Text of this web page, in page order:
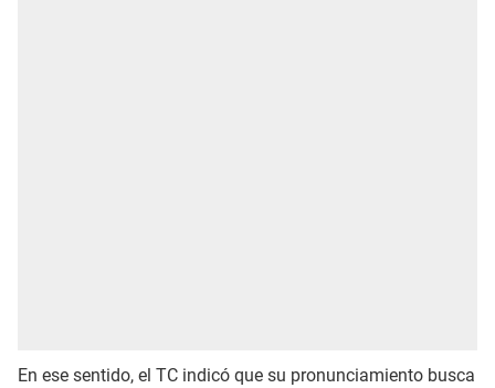
En ese sentido, el TC indicó que su pronunciamiento busca